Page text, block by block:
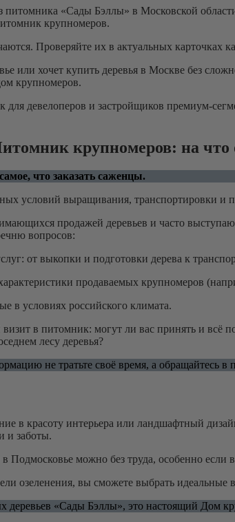
«Сады Бэллы» в Московской
крупномеров.
Проверяйте их в актуальных карточках
или хочет купить деревья в Москве без
крупномеров.
для девелоперов и застройщиков премиум-
крупномеров: на что
что заказать саженцы.
условий выращивания, транспортировки
продажей деревьев и часто
вопросов:
от выкопки и подготовки дерева к
продаваемых крупномеров
в условиях российского климата.
в питомник: могут ли вас принять и всё
лесу деревья?
не тратьте своё время, а
в красоту интерьера или ландшафтный
и заботы.
Подмосковье можно без труда, особенно
озеленения, вы сможете выбрать
«Сады Бэллы», это настоящий Дом